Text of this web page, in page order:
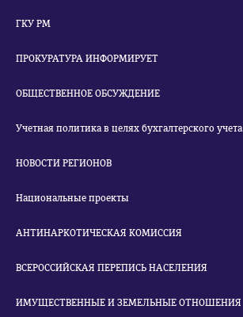
ГКУ РМ
ПРОКУРАТУРА ИНФОРМИРУЕТ
ОБЩЕСТВЕННОЕ ОБСУЖДЕНИЕ
Учетная политика в целях бухгалтерского учета
НОВОСТИ РЕГИОНОВ
Национальные проекты
АНТИНАРКОТИЧЕСКАЯ КОМИССИЯ
ВСЕРОССИЙСКАЯ ПЕРЕПИСЬ НАСЕЛЕНИЯ
ИМУЩЕСТВЕННЫЕ И ЗЕМЕЛЬНЫЕ ОТНОШЕНИЯ